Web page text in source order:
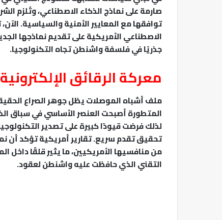
صارمة على نماذج الذكاء الاصطناعي، وتُلزم
توافقها مع المعايير الأمنية والسياسية.
الاصطناعي الأمريكية على تقديم نماذجها
جذريًا في فلسفة واشنطن تجاه التكنولوجيا.
معركة الرقائق
ملف أشباه الموصلات يظل جوهر الصراع
المتطورة أصبحت العنصر الأساسي في سباق
لذلك فرضت قيودًا كبيرة على تصدير
تحقيق تقدم سريع. تقارير أمريكية تؤكد أن
من منافسيها الأمريكيين، ما يثير قلقًا داخل
التقني الذي حافظت عليه واشنطن لعقود.